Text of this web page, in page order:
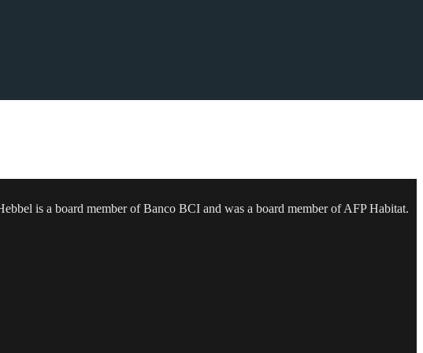
fiscal y
is a board member of Banco BCI and was a board member of AFP Habitat.